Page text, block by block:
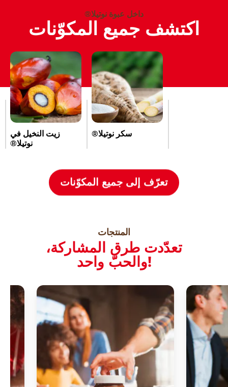
داخل عبوة نوتيلا®
اكتشف جميع المكوّنات
سكر نوتيلا®
زيت النخيل في
نوتيلا®
تعرّف إلى جميع المكوّنات
المنتجات
تعدّدت طرق المشاركة،
والحبّ واحد!